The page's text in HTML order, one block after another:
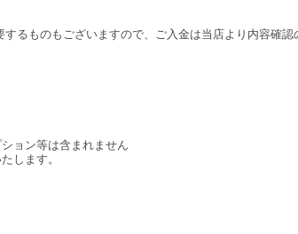
るものもございますので、ご入金は当店より内容確
ョン等は含まれません
します。